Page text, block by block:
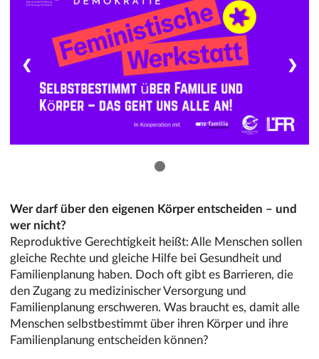
❮ ❯
Wer darf über den eigenen Körper entscheiden – und
wer nicht?
Reproduktive Gerechtigkeit heißt: Alle Menschen sollen
gleiche Rechte und gleiche Hilfe bei Gesundheit und
Familienplanung haben. Doch oft gibt es Barrieren, die
den Zugang zu medizinischer Versorgung und
Familienplanung erschweren. Was braucht es, damit alle
Menschen selbstbestimmt über ihren Körper und ihre
Familienplanung entscheiden können?